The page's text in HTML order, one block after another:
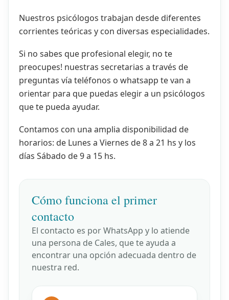
Nuestros psicólogos trabajan desde diferentes
corrientes teóricas y con diversas especialidades.
Si no sabes que profesional elegir, no te
preocupes! nuestras secretarias a través de
preguntas vía teléfonos o whatsapp te van a
orientar para que puedas elegir a un psicólogos
que te pueda ayudar.
Contamos con una amplia disponibilidad de
horarios: de Lunes a Viernes de 8 a 21 hs y los
días Sábado de 9 a 15 hs.
Cómo funciona el primer
contacto
El contacto es por WhatsApp y lo atiende
una persona de Cales, que te ayuda a
encontrar una opción adecuada dentro de
nuestra red.